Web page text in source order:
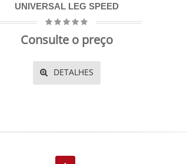
UNIVERSAL LEG SPEED
Consulte o preço
DETALHES